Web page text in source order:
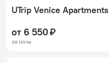
UTrip Venice Apartments
от 6 550 ₽
за ночь